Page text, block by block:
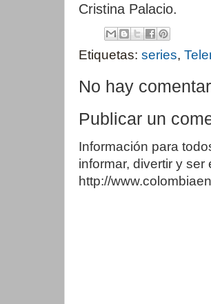
Cristina Palacio.
Etiquetas: series,
No hay
Publicar un
Información para
informar, divertir y
http://